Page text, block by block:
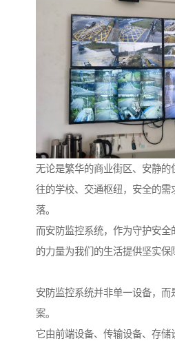
无论是繁华的商业街区、安静的
往的学校、交通枢纽，安全的需
落。
而安防监控系统，作为守护安
的力量为我们的生活提供坚实保
安防监控系统并非单一设备，
案。
它由前端设备、传输设备、存